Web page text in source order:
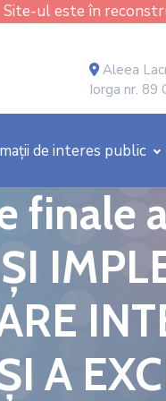
Site-ul este în
Aleea
Iorga nr. 89
de interes public
finale
A